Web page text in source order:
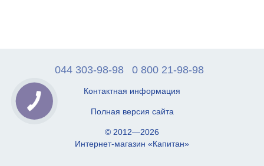
044 303-98-98 0 800 21-98-98
Контактная информация
Полная версия сайта
© 2012—2026
Интернет-магазин «Капитан»